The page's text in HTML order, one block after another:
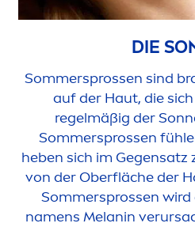
DIE
Sommersprossen sind
auf der Haut, die
regelmäßig der
Sommersprossen
heben sich im
von der Oberfläche der
Sommersprossen wird
namens Melanin